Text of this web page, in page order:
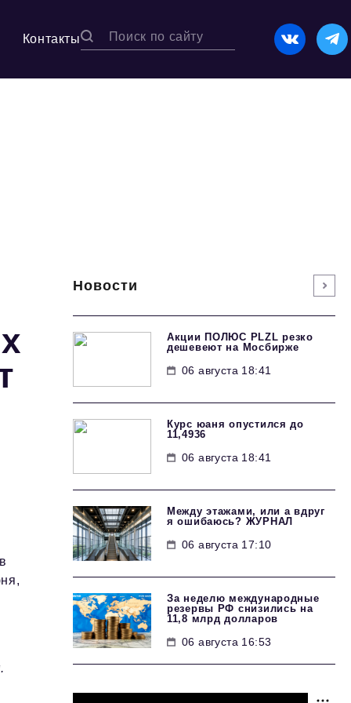
Контакты
Новости
Акции ПОЛЮС PLZL резко
дешевеют на Мосбирже
06 августа 18:41
Курс юаня опустился до
11,4936
06 августа 18:41
Между этажами, или а вдруг
я ошибаюсь? ЖУРНАЛ
06 августа 17:10
За неделю международные
резервы РФ снизились на
11,8 млрд долларов
06 августа 16:53